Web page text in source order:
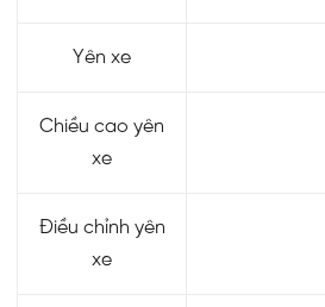
Yên xe
Chiều cao yên
xe
Điều chỉnh yên
xe